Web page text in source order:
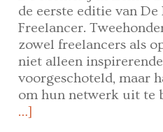
de eerste editie van De
Freelancer.
zowel freelancers als
niet alleen
voorgeschoteld, maar
om hun netwerk uit te
…]